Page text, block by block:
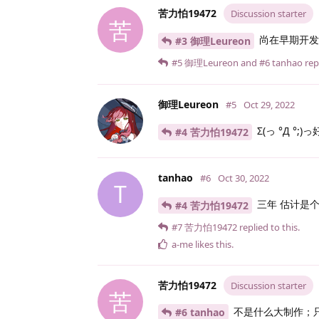
苦
苦力怕19472 Discussion starter
#3 御理Leureon 尚在早期开
#5御理Leureon and #6tanhao
御理Leureon #5 Oct 29, 2022
#4 苦力怕19472 Σ(っ °Д °;)っ
T
tanhao #6 Oct 30, 2022
#4 苦力怕19472 三年 估计是
#7苦力怕19472 replied to this.
a-me likes this.
苦
苦力怕19472 Discussion starter
#6 tanhao 不是什么大制作；